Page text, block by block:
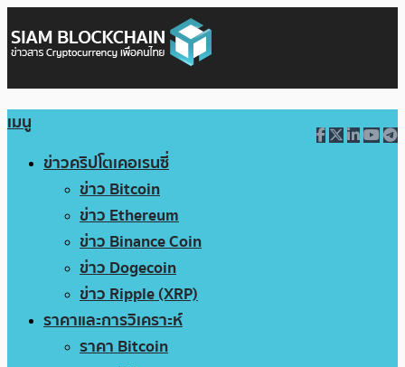
เมนู
ข่าวคริปโตเคอเรนซี่
ข่าว Bitcoin
ข่าว Ethereum
ข่าว Binance Coin
ข่าว Dogecoin
ข่าว Ripple (XRP)
ราคาและการวิเคราะห์
ราคา Bitcoin